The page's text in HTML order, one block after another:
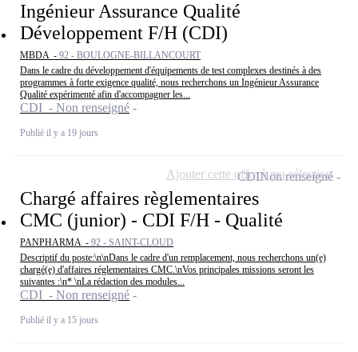
Ingénieur Assurance Qualité
Développement F/H (CDI)
MBDA - 92 - BOULOGNE-BILLANCOURT
Dans le cadre du développement d'équipements de test complexes destinés à des
programmes à forte exigence qualité, nous recherchons un Ingénieur Assurance
Qualité expérimenté afin d'accompagner les...
CDI - Non renseigné
Publié il y a 19 jours
Chargé affaires règlementaires
CMC (junior) - CDI F/H - Qualité
PANPHARMA - 92 - SAINT-CLOUD
Descriptif du poste:\n\nDans le cadre d'un remplacement, nous recherchons un(e)
chargé(e) d'affaires réglementaires CMC.\nVos principales missions seront les
suivantes :\n* \nLa rédaction des modules...
CDI - Non renseigné
Publié il y a 15 jours
CDINon renseigné
Ajouter cette offre à ma sélection